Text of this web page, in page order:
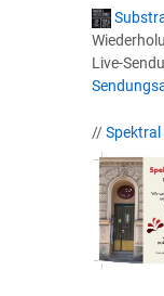
Live-
//Spektral